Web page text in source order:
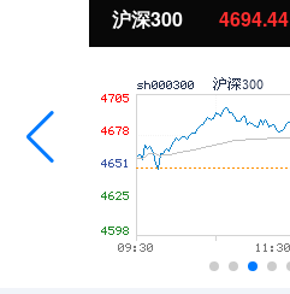
北证50 1134.24